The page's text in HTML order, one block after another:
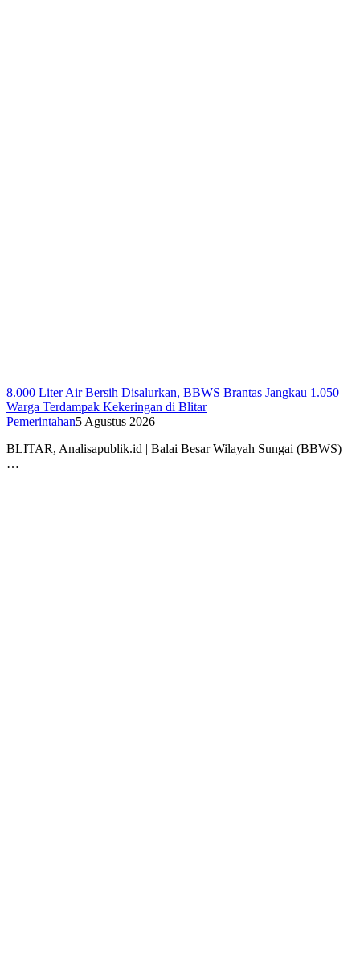
8.000 Liter Air Bersih Disalurkan, BBWS Brantas Jangkau 1.050
Warga Terdampak Kekeringan di Blitar
Pemerintahan5 Agustus 2026
BLITAR, Analisapublik.id | Balai Besar Wilayah Sungai (BBWS)
…